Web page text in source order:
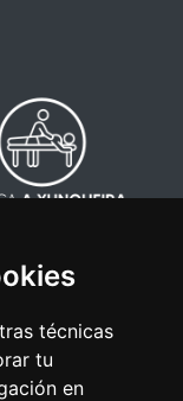
técnicas
tu
en